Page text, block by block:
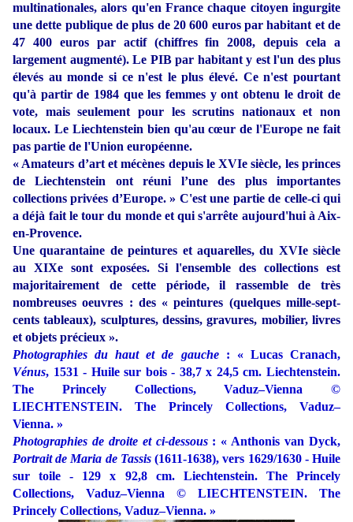
multinationales, alors qu'en France chaque citoyen ingurgite
une dette publique de plus de 20 600 euros par habitant et de
47 400 euros par actif (chiffres fin 2008, depuis cela a
largement augmenté). Le PIB par habitant y est l'un des plus
élevés au monde si ce n'est le plus élevé. Ce n'est pourtant
qu'à partir de 1984 que les femmes y ont obtenu le droit de
vote, mais seulement pour les scrutins nationaux et non
locaux. Le Liechtenstein bien qu'au cœur de l'Europe ne fait
pas partie de l'Union européenne.
« Amateurs d’art et mécènes depuis le XVIe siècle, les princes
de Liechtenstein ont réuni l’une des plus importantes
collections privées d’Europe. » C'est une partie de celle-ci qui
a déjà fait le tour du monde et qui s'arrête aujourd'hui à Aix-
en-Provence.
Une quarantaine de peintures et aquarelles, du XVIe siècle
au XIXe sont exposées. Si l'ensemble des collections est
majoritairement de cette période, il rassemble de très
nombreuses oeuvres : des « peintures (quelques mille-sept-
cents tableaux), sculptures, dessins, gravures, mobilier, livres
et objets précieux ».
Photographies du haut et de gauche: « Lucas Cranach,
Vénus, 1531 - Huile sur bois - 38,7 x 24,5 cm. Liechtenstein.
The Princely Collections, Vaduz–Vienna ©
LIECHTENSTEIN. The Princely Collections, Vaduz–
Vienna. »
Photographies de droite et ci-dessous: « Anthonis van Dyck,
Portrait de Maria de Tassis(1611-1638), vers 1629/1630 - Huile
sur toile - 129 x 92,8 cm. Liechtenstein. The Princely
Collections, Vaduz–Vienna © LIECHTENSTEIN. The
Princely Collections, Vaduz–Vienna. »